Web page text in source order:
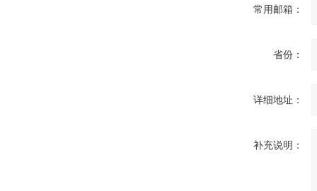
常用邮箱：
省份：
详细地址：
补充说明：